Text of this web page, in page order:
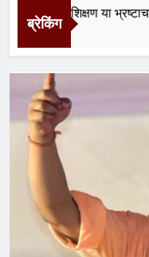
ब्रेकिंग
प्रशिक्षण या भ्रष्टाचार पर